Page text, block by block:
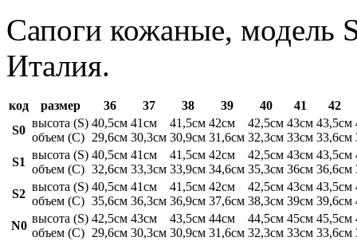
Сапоги кожаные, модель
Италия.
код размер 36 37 38 39 40 41
42
S0
высота (S)
объем (C)
40,5см
29,6см
41см
30,3см
41,5см
30,9см
42см
31,6см
42,5см
32,3см
43см
33см
43,5см
33,6см
S1
высота (S)
объем (C)
40,5см
32,6см
41см
33,3см
41,5см
33,9см
42см
34,6см
42,5см
35,3см
43см
36см
43,5см
36,6см
S2
высота (S)
объем (C)
40,5см
35,6см
41см
36,3см
41,5см
36,9см
42см
37,6см
42,5см
38,3см
43см
39см
43,5см
39,6см
N0
высота (S)
объем (C)
42,5см
29,6см
43см
30,3см
43,5см
30,9см
44см
31,6см
44,5см
32,3см
45см
33см
45,5см
33,6см